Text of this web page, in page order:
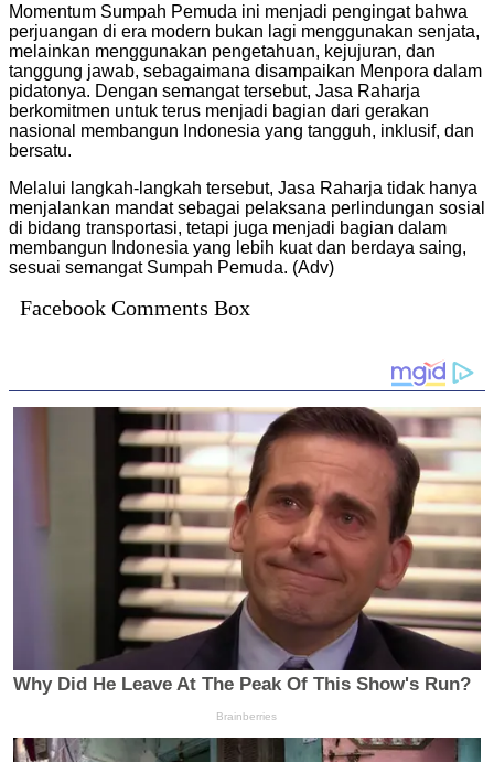
Momentum Sumpah Pemuda ini menjadi pengingat bahwa
perjuangan di era modern bukan lagi menggunakan senjata,
melainkan menggunakan pengetahuan, kejujuran, dan
tanggung jawab, sebagaimana disampaikan Menpora dalam
pidatonya. Dengan semangat tersebut, Jasa Raharja
berkomitmen untuk terus menjadi bagian dari gerakan
nasional membangun Indonesia yang tangguh, inklusif, dan
bersatu.
Melalui langkah-langkah tersebut, Jasa Raharja tidak hanya
menjalankan mandat sebagai pelaksana perlindungan sosial
di bidang transportasi, tetapi juga menjadi bagian dalam
membangun Indonesia yang lebih kuat dan berdaya saing,
sesuai semangat Sumpah Pemuda. (Adv)
Facebook Comments Box